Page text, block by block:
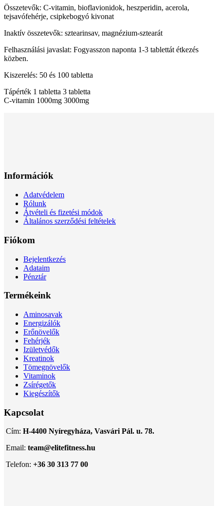
Összetevők: C-vitamin, bioflavionidok, heszperidin, acerola,
tejsavófehérje, csipkebogyó kivonat
Inaktív összetevők: sztearinsav, magnézium-sztearát
Felhasználási javaslat: Fogyasszon naponta 1-3 tablettát étkezés
közben.
Kiszerelés: 50 és 100 tabletta
Tápérték 1 tabletta 3 tabletta
C-vitamin 1000mg 3000mg
Információk
Adatvédelem
Rólunk
Átvételi és fizetési módok
Általános szerződési feltételek
Fiókom
Bejelentkezés
Adataim
Pénztár
Termékeink
Aminosavak
Energizálók
Erőnövelők
Fehérjék
Izületvédők
Kreatinok
Tömegnövelők
Vitaminok
Zsírégetők
Kiegészítők
Kapcsolat
Cím: H-4400 Nyíregyháza, Vasvári Pál. u. 78.
Email: team@elitefitness.hu
Telefon: +36 30 313 77 00